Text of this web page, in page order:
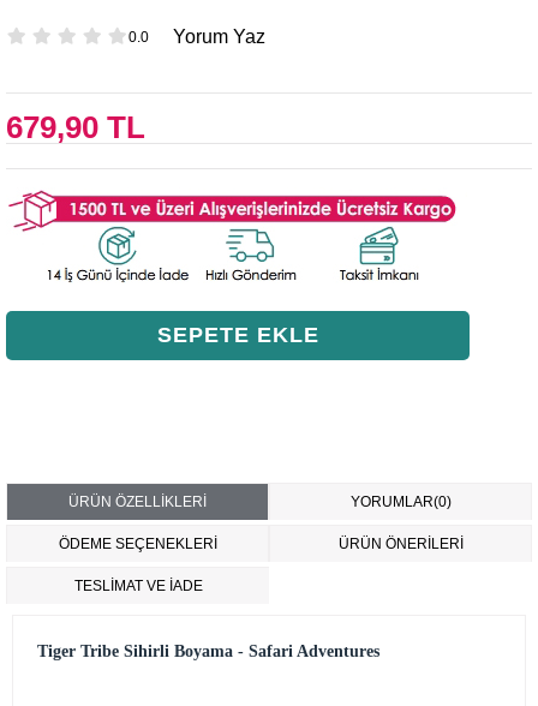
0.0 Yorum Yaz
679,90 TL
ÜRÜN ÖZELLIKLERI YORUMLAR(0)
ÖDEME SEÇENEKLERI ÜRÜN ÖNERILERI
TESLİMAT VE İADE
Tiger Tribe Sihirli Boyama - Safari Adventures